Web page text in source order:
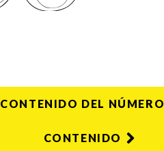
CONTENIDO DEL NÚMERO
CONTENIDO